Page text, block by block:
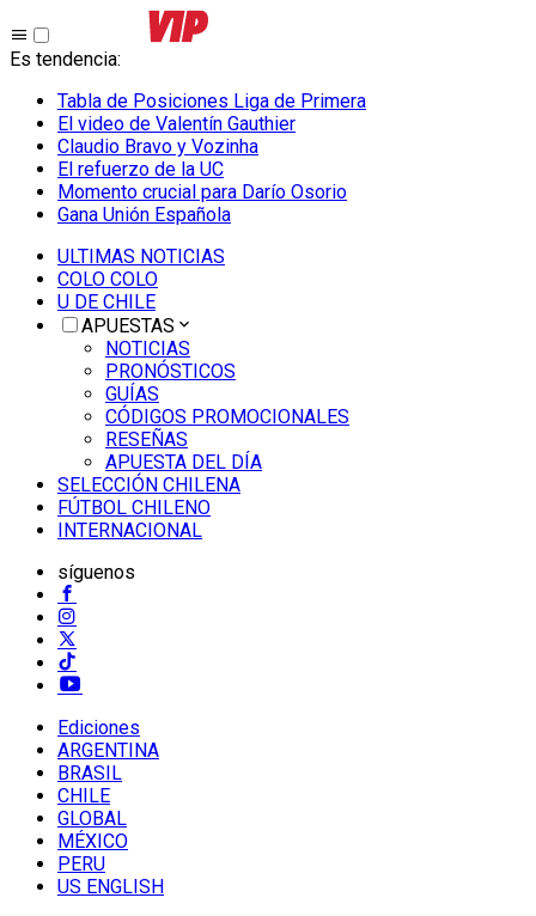
Es tendencia:
Tabla de Posiciones Liga de Primera
El video de Valentín Gauthier
Claudio Bravo y Vozinha
El refuerzo de la UC
Momento crucial para Darío Osorio
Gana Unión Española
ULTIMAS NOTICIAS
COLO COLO
U DE CHILE
APUESTAS
NOTICIAS
PRONÓSTICOS
GUÍAS
CÓDIGOS PROMOCIONALES
RESEÑAS
APUESTA DEL DÍA
SELECCIÓN CHILENA
FÚTBOL CHILENO
INTERNACIONAL
síguenos
Ediciones
ARGENTINA
BRASIL
CHILE
GLOBAL
MÉXICO
PERU
US ENGLISH